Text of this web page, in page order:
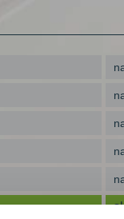
aut
náklad
a